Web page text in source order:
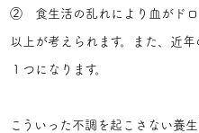
② 食生活の乱れにより血がドロ
以上が考えられます。また、近
１つになります。
こういった不調を起こさない養